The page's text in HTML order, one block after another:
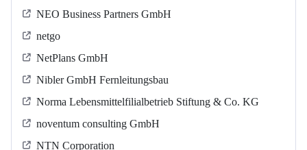
NEO Business Partners GmbH
netgo
NetPlans GmbH
Nibler GmbH Fernleitungsbau
Norma Lebensmittelfilialbetrieb Stiftung & Co. KG
noventum consulting GmbH
NTN Corporation